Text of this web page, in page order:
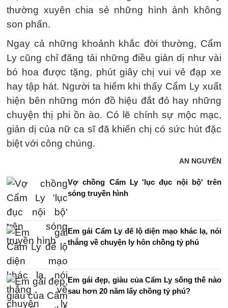
thường xuyên chia sẻ những hình ảnh không
son phấn.
Ngay cả những khoảnh khắc đời thường, Cẩm
Ly cũng chỉ đăng tải những điều giản dị như vài
bó hoa được tặng, phút giây chị vui vẻ đạp xe
hay tập hát. Người ta hiếm khi thấy Cẩm Ly xuất
hiện bên những món đồ hiệu đắt đỏ hay những
chuyện thị phi ồn ào. Có lẽ chính sự mộc mạc,
giản dị của nữ ca sĩ đã khiến chị có sức hút đặc
biệt với công chúng.
AN NGUYÊN
Vợ chồng Cẩm Ly 'lục đục nội bộ' trên
sóng truyền hình
Em gái Cẩm Ly để lộ diện mạo khác lạ, nói
thẳng về chuyện ly hôn chồng tỷ phú
Em gái đẹp, giàu của Cẩm Ly sống thế nào
sau hơn 20 năm lấy chồng tỷ phú?